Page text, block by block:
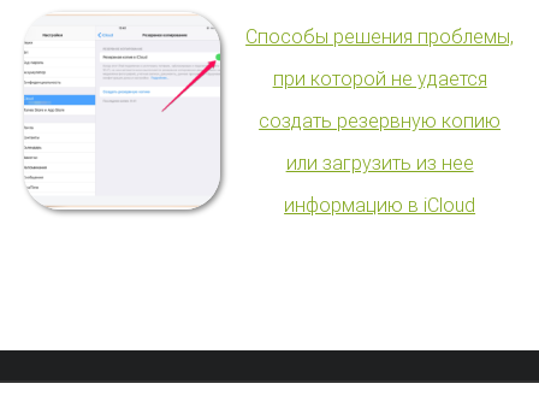
Способы решения проблемы,
при которой не удается
создать резервную копию
или загрузить из нее
информацию в iCloud